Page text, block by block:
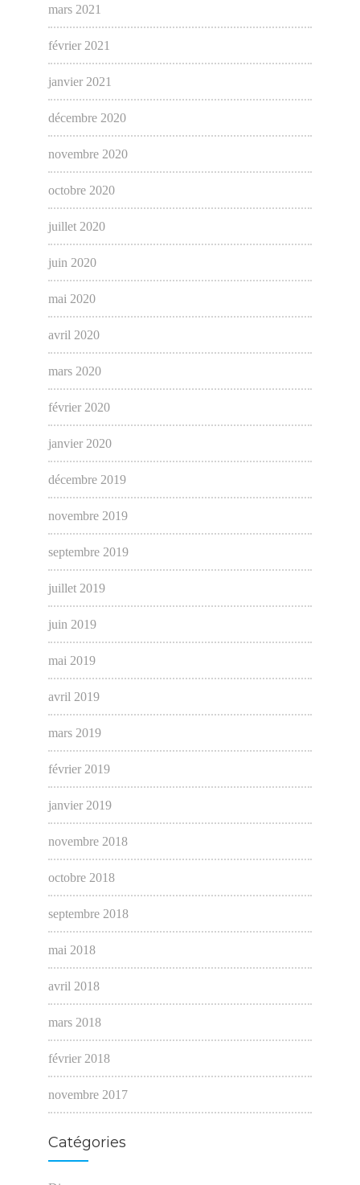
mars 2021
février 2021
janvier 2021
décembre 2020
novembre 2020
octobre 2020
juillet 2020
juin 2020
mai 2020
avril 2020
mars 2020
février 2020
janvier 2020
décembre 2019
novembre 2019
septembre 2019
juillet 2019
juin 2019
mai 2019
avril 2019
mars 2019
février 2019
janvier 2019
novembre 2018
octobre 2018
septembre 2018
mai 2018
avril 2018
mars 2018
février 2018
novembre 2017
Catégories